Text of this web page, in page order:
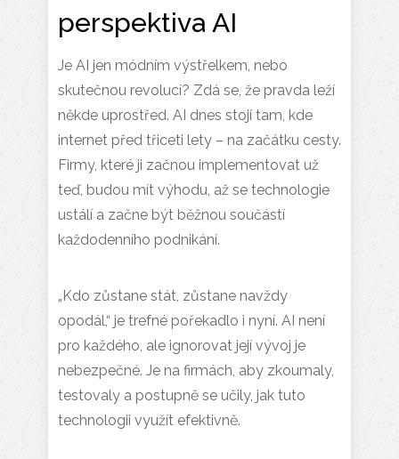
perspektiva AI
Je AI jen módním výstřelkem, nebo
skutečnou revolucí? Zdá se, že pravda leží
někde uprostřed. AI dnes stojí tam, kde
internet před třiceti lety – na začátku cesty.
Firmy, které ji začnou implementovat už
teď, budou mít výhodu, až se technologie
ustálí a začne být běžnou součástí
každodenního podnikání.
„Kdo zůstane stát, zůstane navždy
opodál,“ je trefné pořekadlo i nyní. AI není
pro každého, ale ignorovat její vývoj je
nebezpečné. Je na firmách, aby zkoumaly,
testovaly a postupně se učily, jak tuto
technologii využít efektivně.